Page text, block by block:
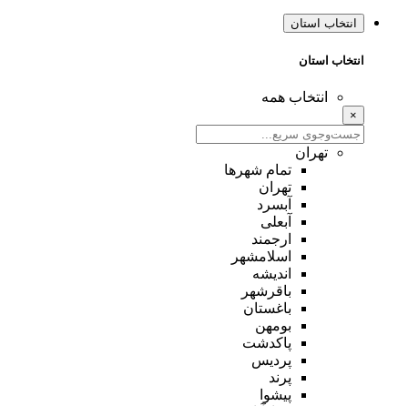
انتخاب استان
انتخاب استان
انتخاب همه
×
تهران
تمام شهر‌ها
تهران
آبسرد
آبعلی
ارجمند
اسلامشهر
اندیشه
باقرشهر
باغستان
بومهن
پاکدشت
پردیس
پرند
پیشوا